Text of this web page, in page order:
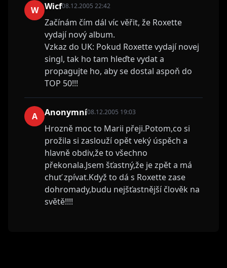
W Wicf08.12.2005 22:42
Začínám čím dál víc věřit, že Roxette
vydají nový album.
Vzkaz do UK: Pokud Roxette vydají novej
singl, tak ho tam hleďte vydat a
propagujte ho, aby se dostal aspoň do
TOP 50!!!
A Anonymní08.12.2005 19:03
Hrozně moc to Marii přeji.Potom,co si
prožila si zaslouží opět veký úspěch a
hlavně obdiv,že to všechno
překonala.Jsem šťastný,že je zpět a má
chuť zpívat.Když to dá s Roxette zase
dohromady,budu nejšťastnější člověk na
světě!!!!